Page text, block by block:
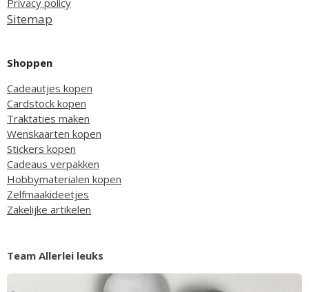
Privacy policy
Sitemap
Shoppen
Cadeautjes kopen
Cardstock kopen
Traktaties maken
Wenskaarten kopen
Stickers kopen
Cadeaus verpakken
Hobbymaterialen kopen
Zelfmaakideetjes
Zakelijke artikelen
Team Allerlei leuks